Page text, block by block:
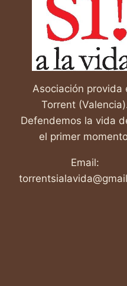
BEBÉ
DE
32
SEMANAS
EN
EL
Asociación provida
Torrent
Defendemos la vida
el primer
Email: